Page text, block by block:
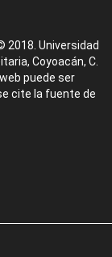
2018. Universidad
Coyoacán, C.
puede ser
cite la fuente de